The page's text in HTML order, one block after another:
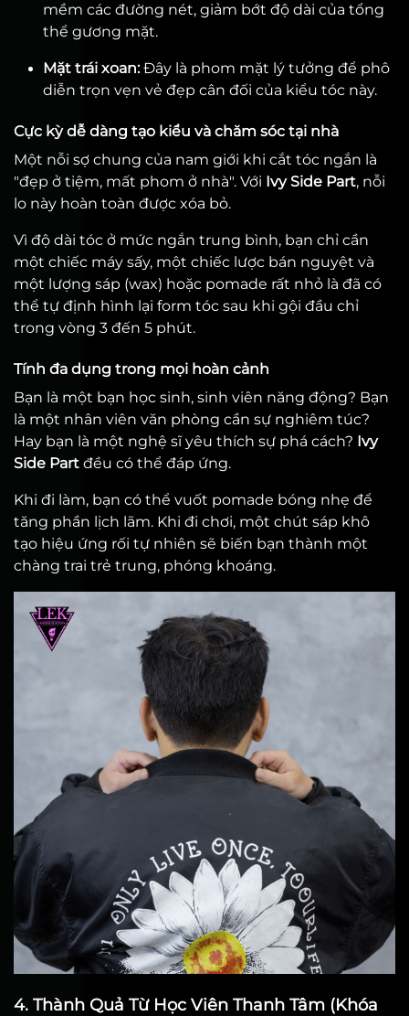
mềm các đường nét, giảm bớt độ dài của tổng
thể gương mặt.
Mặt trái xoan:Đây là phom mặt lý tưởng để phô
diễn trọn vẹn vẻ đẹp cân đối của kiểu tóc này.
Cực kỳ dễ dàng tạo kiểu và chăm sóc tại nhà
Một nỗi sợ chung của nam giới khi cắt tóc ngắn là
"đẹp ở tiệm, mất phom ở nhà". Với Ivy Side Part, nỗi
lo này hoàn toàn được xóa bỏ.
Vì độ dài tóc ở mức ngắn trung bình, bạn chỉ cần
một chiếc máy sấy, một chiếc lược bán nguyệt và
một lượng sáp (wax) hoặc pomade rất nhỏ là đã có
thể tự định hình lại form tóc sau khi gội đầu chỉ
trong vòng 3 đến 5 phút.
Tính đa dụng trong mọi hoàn cảnh
Bạn là một bạn học sinh, sinh viên năng động? Bạn
là một nhân viên văn phòng cần sự nghiêm túc?
Hay bạn là một nghệ sĩ yêu thích sự phá cách? Ivy
Side Part đều có thể đáp ứng.
Khi đi làm, bạn có thể vuốt pomade bóng nhẹ để
tăng phần lịch lãm. Khi đi chơi, một chút sáp khô
tạo hiệu ứng rối tự nhiên sẽ biến bạn thành một
chàng trai trẻ trung, phóng khoáng.
4. Thành Quả Từ Học Viên Thanh Tâm (Khóa